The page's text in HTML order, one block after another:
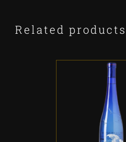
Related products
ADD TO CART /